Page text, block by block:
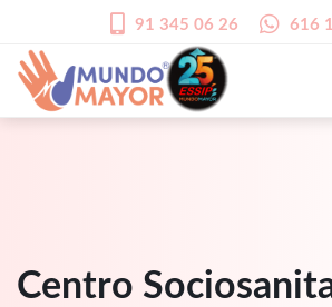
91 345 06 26 616
Centro